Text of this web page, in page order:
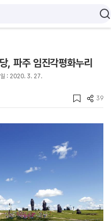
, 파주 임진각평화누리
일 : 2020. 3. 27.
39